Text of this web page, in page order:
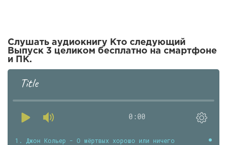
Слушать аудиокнигу Кто следующий
Выпуск 3 целиком бесплатно на смартфоне
и ПК.
Title
0:00
1. Джон Кольер - О мёртвых хорошо или ничего